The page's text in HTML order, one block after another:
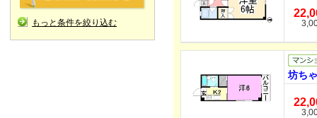
もっと条件を絞り込む
坊ち